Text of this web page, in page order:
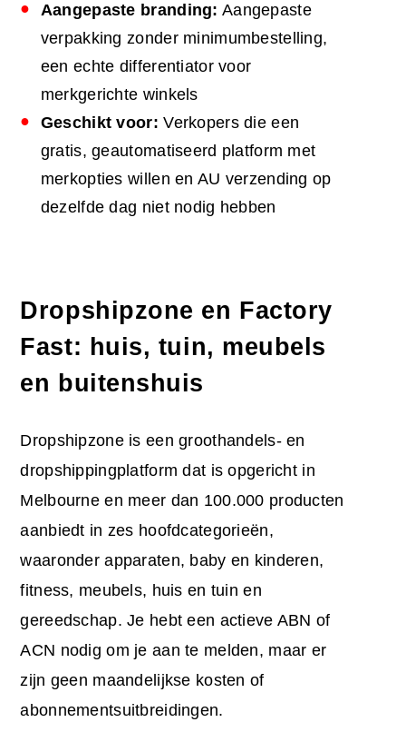
Aangepaste branding: Aangepaste
verpakking zonder minimumbestelling,
een echte differentiator voor
merkgerichte winkels
Geschikt voor: Verkopers die een
gratis, geautomatiseerd platform met
merkopties willen en AU verzending op
dezelfde dag niet nodig hebben
Dropshipzone en Factory
Fast: huis, tuin, meubels
en buitenshuis
Dropshipzone is een groothandels- en
dropshippingplatform dat is opgericht in
Melbourne en meer dan 100.000 producten
aanbiedt in zes hoofdcategorieën,
waaronder apparaten, baby en kinderen,
fitness, meubels, huis en tuin en
gereedschap. Je hebt een actieve ABN of
ACN nodig om je aan te melden, maar er
zijn geen maandelijkse kosten of
abonnementsuitbreidingen.